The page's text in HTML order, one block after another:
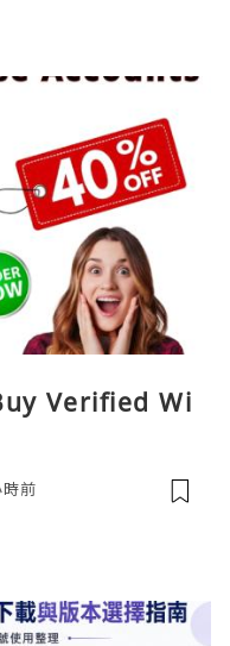
Verified Wi
前